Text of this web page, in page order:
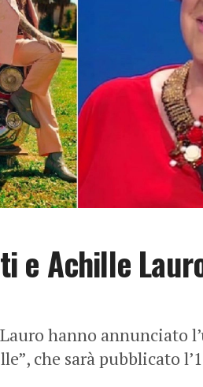
e Achille
hanno annunciato
che sarà pubblicato